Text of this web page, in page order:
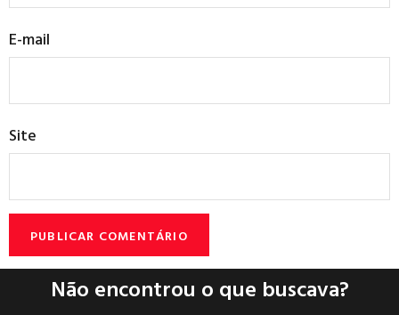
E-mail
Site
Não encontrou o que buscava?